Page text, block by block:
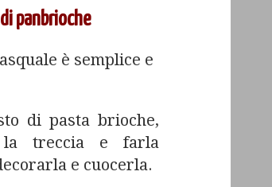
panbrioche
è semplice e
di pasta brioche,
treccia e farla
e cuocerla.